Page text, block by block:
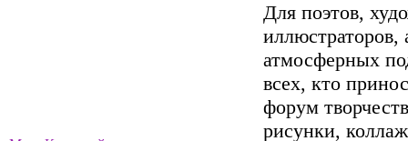
Для поэтов,
иллюстраторов,
атмосферных
всех, кто
форум
рисунки,